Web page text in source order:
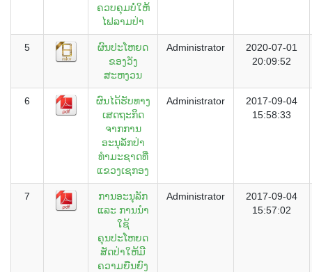
ຄວບຄຸມບໍ່ໃຫ້
ໄຟລາມປ່າ
5
ຜົນປະໂຫຍດ
ຂອງວັງ
ສະຫງວນ
Administrator
2020-07-01
20:09:52
6
ຜົນໄດ້ຮັບທາງ
ເສດຖະກິດ
ຈາກການ
ອະນຸລັກປ່າ
ທຳມະຊາດທີ່
ແຂວງເຊກອງ
Administrator
2017-09-04
15:58:33
7
ການອະນຸລັກ
ແລະ ການນຳ
ໃຊ້
ຄຸນປະໂຫຍດ
ສັດປ່າໃຫ້ມີ
ຄວາມຍືນຍົງ
Administrator
2017-09-04
15:57:02